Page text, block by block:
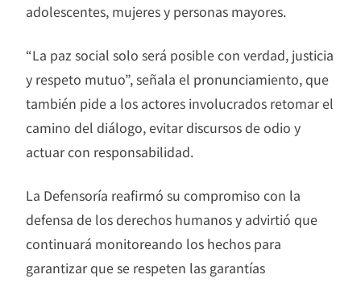
adolescentes, mujeres y personas mayores.
“La paz social solo será posible con verdad, justicia
y respeto mutuo”, señala el pronunciamiento, que
también pide a los actores involucrados retomar el
camino del diálogo, evitar discursos de odio y
actuar con responsabilidad.
La Defensoría reafirmó su compromiso con la
defensa de los derechos humanos y advirtió que
continuará monitoreando los hechos para
garantizar que se respeten las garantías